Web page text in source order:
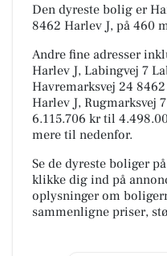
Den dyreste bolig er
8462 Harlev J, på 460
Andre fine adresser
Harlev J, Labingvej 7
Havremarksvej 24
Harlev J, Rugmarksvej
6.115.706 kr til
mere til nedenfor.
Se de dyreste boliger
klikke dig ind på
oplysninger om
sammenligne priser,